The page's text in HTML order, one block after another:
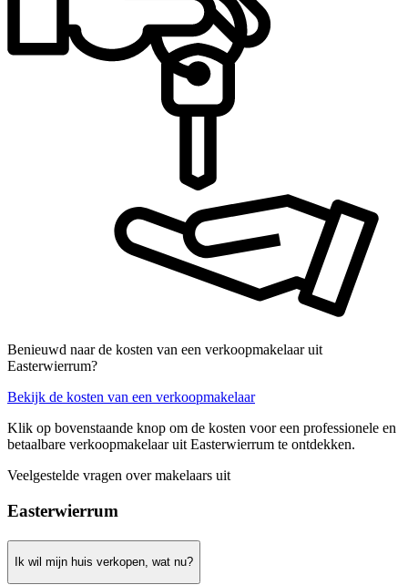
Benieuwd naar de kosten van een verkoopmakelaar uit
Easterwierrum?
Bekijk de kosten van een verkoopmakelaar
Klik op bovenstaande knop om de kosten voor een professionele en
betaalbare verkoopmakelaar uit Easterwierrum te ontdekken.
Veelgestelde vragen over makelaars uit
Easterwierrum
Ik wil mijn huis verkopen, wat nu?